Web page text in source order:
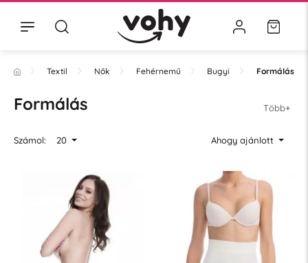
Textil Nők Fehérnemű Bugyi Formálás
Formálás Több+
Számol: 20 Ahogy ajánlott